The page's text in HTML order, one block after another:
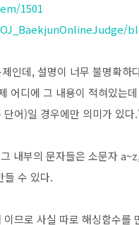
1501
인데, 설명이 너무 불명확
어디에 그 내용이 적혀있는
어)일 경우에만 의미가 있
내부의 문자들은 소문자
들 수 있다.
므로 사실 따로 해싱함수